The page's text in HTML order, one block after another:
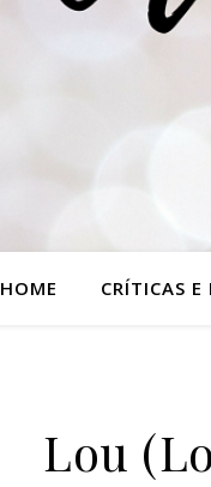
HOME CRÍTICAS E
Lou